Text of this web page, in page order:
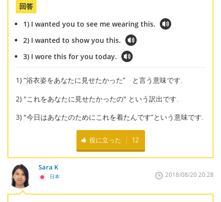
回答
1) I wanted you to see me wearing this.
2) I wanted to show you this.
3) I wore this for you today.
1) ”浴衣姿をあなたに見せたかった” と言う意味です.
2) "これをあなたに見せたかったの" という訳出です.
3) "今日はあなたのためにこれを着たんです”という意味です.
役に立った 12
Sara K
日本 2018/08/20 20:28